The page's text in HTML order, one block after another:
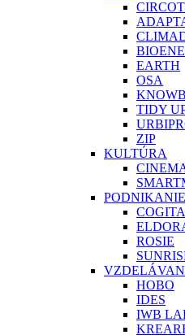
EARTH
OSA
TIDY
ZIP
KULTÚRA
PODNIKANIE
COGITA
ROSIE
HOBO
IDES
IWB